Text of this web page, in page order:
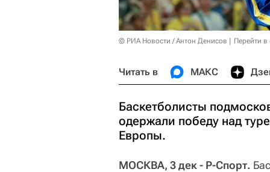
© РИА Новости / Антон Денисов Перейти
Читать в МАКС
Баскетболисты
одержали победу над
Европы.
МОСКВА, 3 дек - Р-Спорт.